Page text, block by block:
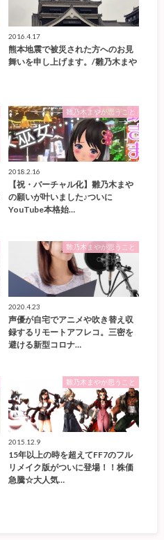
2016.4.17
熊本地震で被災された方へのお見
舞いを申し上げます。/雛乃木まや
雛乃木まやが思うこと
2018.2.16
【祝・バーチャル化】雛乃木まや
の願いが叶いました♪ついに
YouTube本格始…
雛乃木まやが思うこと
2020.4.23
声優が自宅でアニメや吹き替え収
録するリモートアフレコ。三密を
避ける新型コロナ…
雛乃木まやが思うこと
2015.12.9
15年以上の時を超えてFF7のフル
リメイク版がついに登場！！株価
急騰☆大人気…